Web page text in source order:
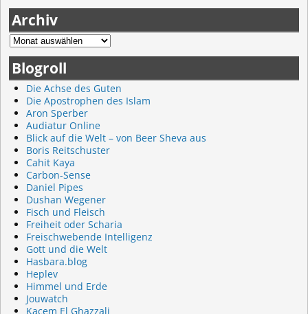
Archiv
Blogroll
Die Achse des Guten
Die Apostrophen des Islam
Aron Sperber
Audiatur Online
Blick auf die Welt – von Beer Sheva aus
Boris Reitschuster
Cahit Kaya
Carbon-Sense
Daniel Pipes
Dushan Wegener
Fisch und Fleisch
Freiheit oder Scharia
Freischwebende Intelligenz
Gott und die Welt
Hasbara.blog
Heplev
Himmel und Erde
Jouwatch
Kacem El Ghazzali